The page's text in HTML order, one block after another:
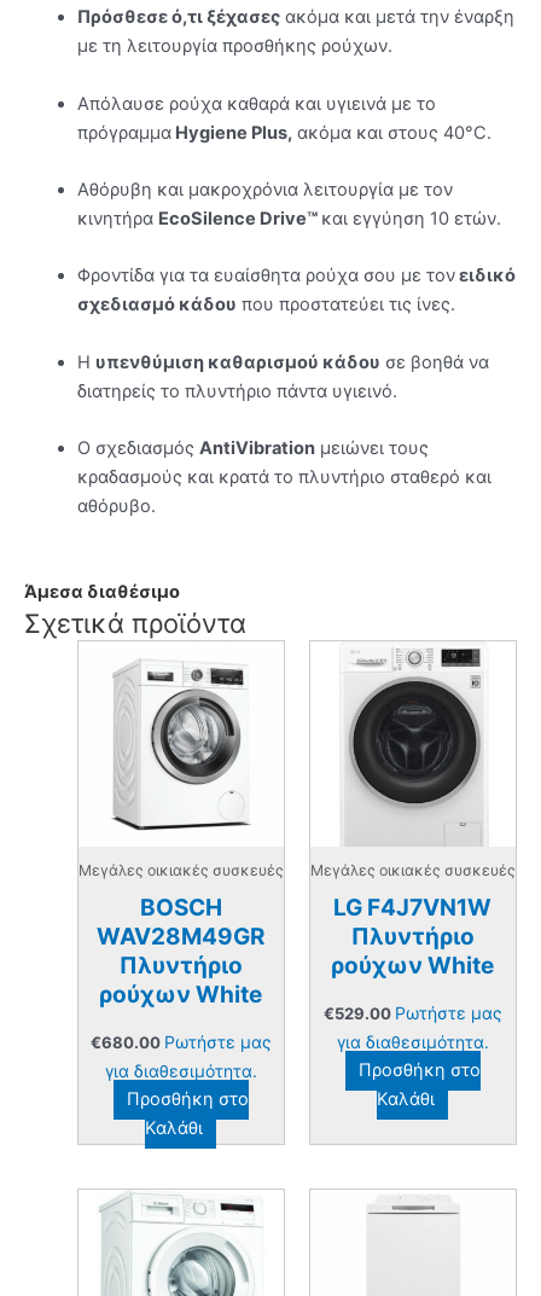
Πρόσθεσε ό,τι ξέχασεςακόμα και μετά την έναρξη
με τη λειτουργία προσθήκης ρούχων.
Απόλαυσε ρούχα καθαρά και υγιεινά με το
πρόγραμμαHygiene Plus, ακόμα και στους 40°C.
Αθόρυβη και μακροχρόνια λειτουργία με τον
κινητήρα EcoSilence Drive™ και εγγύηση 10 ετών.
Φροντίδα για τα ευαίσθητα ρούχα σου με τονειδικό
σχεδιασμό κάδου που προστατεύει τις ίνες.
Η υπενθύμιση καθαρισμού κάδου σε βοηθά να
διατηρείς το πλυντήριο πάντα υγιεινό.
Ο σχεδιασμός AntiVibrationμειώνει τους
κραδασμούς και κρατά το πλυντήριο σταθερό και
αθόρυβο.
Άμεσα διαθέσιμο
Σχετικά προϊόντα
Μεγάλες οικιακές συσκευές
BOSCH
WAV28M49GR
Πλυντήριο
ρούχων White
€680.00 Ρωτήστε μας
για διαθεσιμότητα.
Προσθήκη στο
Καλάθι
Μεγάλες οικιακές συσκευές
LG F4J7VN1W
Πλυντήριο
ρούχων White
€529.00 Ρωτήστε μας
για διαθεσιμότητα.
Προσθήκη στο
Καλάθι